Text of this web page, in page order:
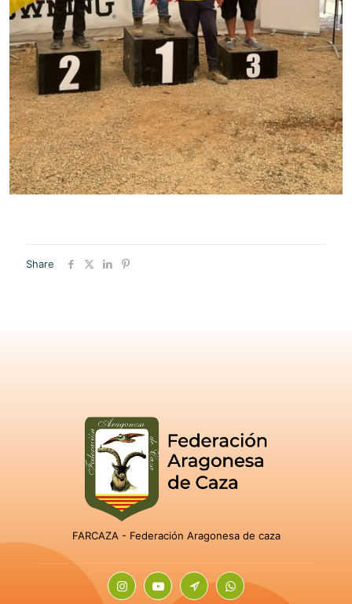
Share
FARCAZA - Federación Aragonesa de caza